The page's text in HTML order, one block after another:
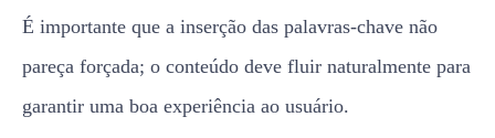
É importante que a inserção das palavras-chave não
pareça forçada; o conteúdo deve fluir naturalmente para
garantir uma boa experiência ao usuário.